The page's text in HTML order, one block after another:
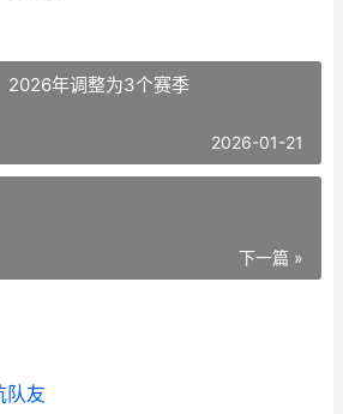
2026年调整为3个赛季
2026-01-21
下一篇 »
队友